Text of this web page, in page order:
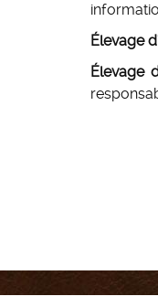
Élevage
Élevage